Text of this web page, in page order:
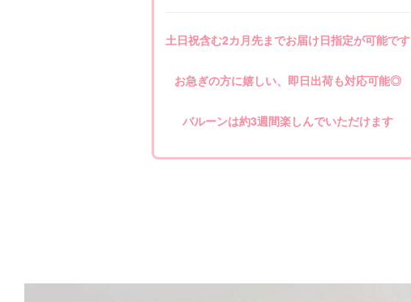
土日祝含む2カ月先までお届け日指定が可能です
お急ぎの方に嬉しい、即日出荷も対応可能◎
バルーンは約3週間楽しんでいただけます